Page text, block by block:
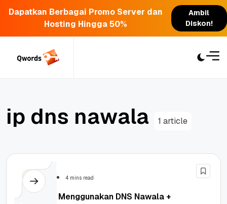
Dapatkan Berbagai Promo Server dan
Hosting Hingga 50%
Ambil
Diskon!
ip dns nawala 1 article
Security 4 mins read
Panduan Menggunakan DNS Nawala +